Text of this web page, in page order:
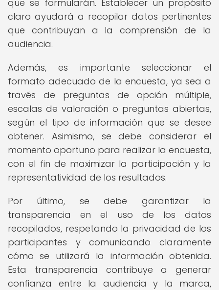
que se formularán. Establecer un propósito
claro ayudará a recopilar datos pertinentes
que contribuyan a la comprensión de la
audiencia.
Además, es importante seleccionar el
formato adecuado de la encuesta, ya sea a
través de preguntas de opción múltiple,
escalas de valoración o preguntas abiertas,
según el tipo de información que se desee
obtener. Asimismo, se debe considerar el
momento oportuno para realizar la encuesta,
con el fin de maximizar la participación y la
representatividad de los resultados.
Por último, se debe garantizar la
transparencia en el uso de los datos
recopilados, respetando la privacidad de los
participantes y comunicando claramente
cómo se utilizará la información obtenida.
Esta transparencia contribuye a generar
confianza entre la audiencia y la marca,